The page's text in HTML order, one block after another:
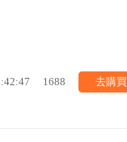
1688 去購買